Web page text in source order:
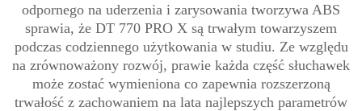
odpornego na uderzenia i zarysowania tworzywa ABS
sprawia, że DT 770 PRO X są trwałym towarzyszem
podczas codziennego użytkowania w studiu. Ze względu
na zrównoważony rozwój, prawie każda część słuchawek
może zostać wymieniona co zapewnia rozszerzoną
trwałość z zachowaniem na lata najlepszych parametrów